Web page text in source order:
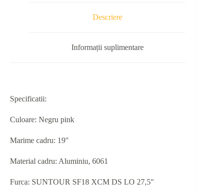
Descriere
Informații suplimentare
Specificatii:
Culoare: Negru pink
Marime cadru: 19″
Material cadru: Aluminiu, 6061
Furca: SUNTOUR SF18 XCM DS LO 27,5″